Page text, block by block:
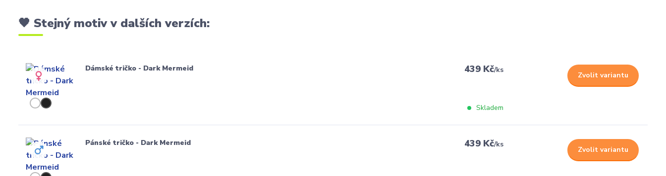
🖤 Stejný motiv v dalších verzích:
Dámské tričko - Dark Mermeid 439 Kč/ks
Skladem
Zvolit variantu
Pánské tričko - Dark Mermeid 439 Kč/ks
Zvolit variantu